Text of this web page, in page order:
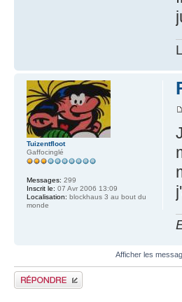
Tuizentfloot
Gaffocinglé
Messages: 299
Inscrit le: 07 Avr 2006 13:09
Localisation: blockhaus 3 au bout du
monde
Afficher les
Publier une réponse